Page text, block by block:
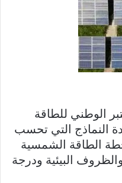
الوطني للطاقة
النماذج التي تحسب
الطاقة الشمسية
البيئية ودرجة